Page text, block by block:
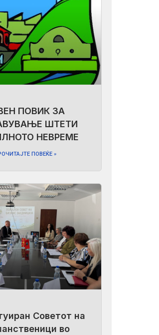
ПОВИК ЗА
ШТЕТИ
НЕВРЕМЕ
ПОВЕЌЕ »
Советот на
во